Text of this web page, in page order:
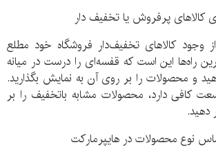
کالاهای پرفروش یا تخفیف دار
وجود کالاهای تخفیف‌دار فروشگاه خود مطلع
راه‌ها این است که قفسه‌ای را درست در میانه
و محصولات را بر روی آن به نمایش بگذارید.
کافی دارد، محصولات مشابه باتخفیف را بر
نوع محصولات در هایپرمارکت